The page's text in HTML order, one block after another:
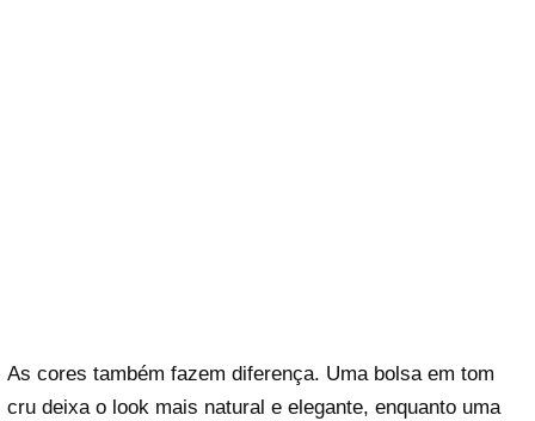
As cores também fazem diferença. Uma bolsa em tom
cru deixa o look mais natural e elegante, enquanto uma